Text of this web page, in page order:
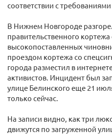
соответствии с
В Нижнем Новгороде
правительственного
высокопоставленных
проездом кортежа со
города разместил в
активистов. Инцидент был
улице Белинского еще 21
только сейчас.
На записи видно, как три
движутся по загруженной